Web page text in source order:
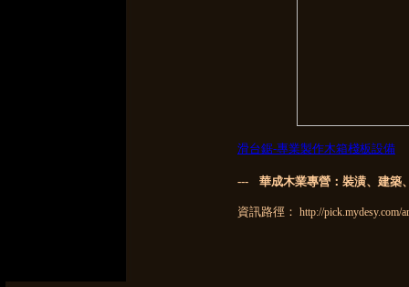
滑台鋸-專業製作木箱棧板設備
--- 華成木業專營：裝潢、建築
資訊路徑： http://pick.mydesy.com/